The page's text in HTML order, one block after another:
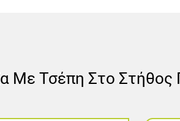
Με Τσέπη Στο Στήθος